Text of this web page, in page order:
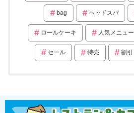
bag ヘッドスパ
ロールケーキ 人気メニュー
セール 特売 割引